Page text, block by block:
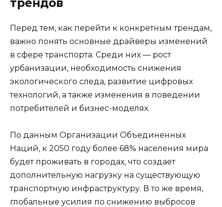
трендов
Перед тем, как перейти к конкретным трендам,
важно понять основные драйверы изменений
в сфере транспорта. Среди них — рост
урбанизации, необходимость снижения
экологического следа, развитие цифровых
технологий, а также изменения в поведении
потребителей и бизнес-моделях.
По данным Организации Объединенных
Наций, к 2050 году более 68% населения мира
будет проживать в городах, что создает
дополнительную нагрузку на существующую
транспортную инфраструктуру. В то же время,
глобальные усилия по снижению выбросов